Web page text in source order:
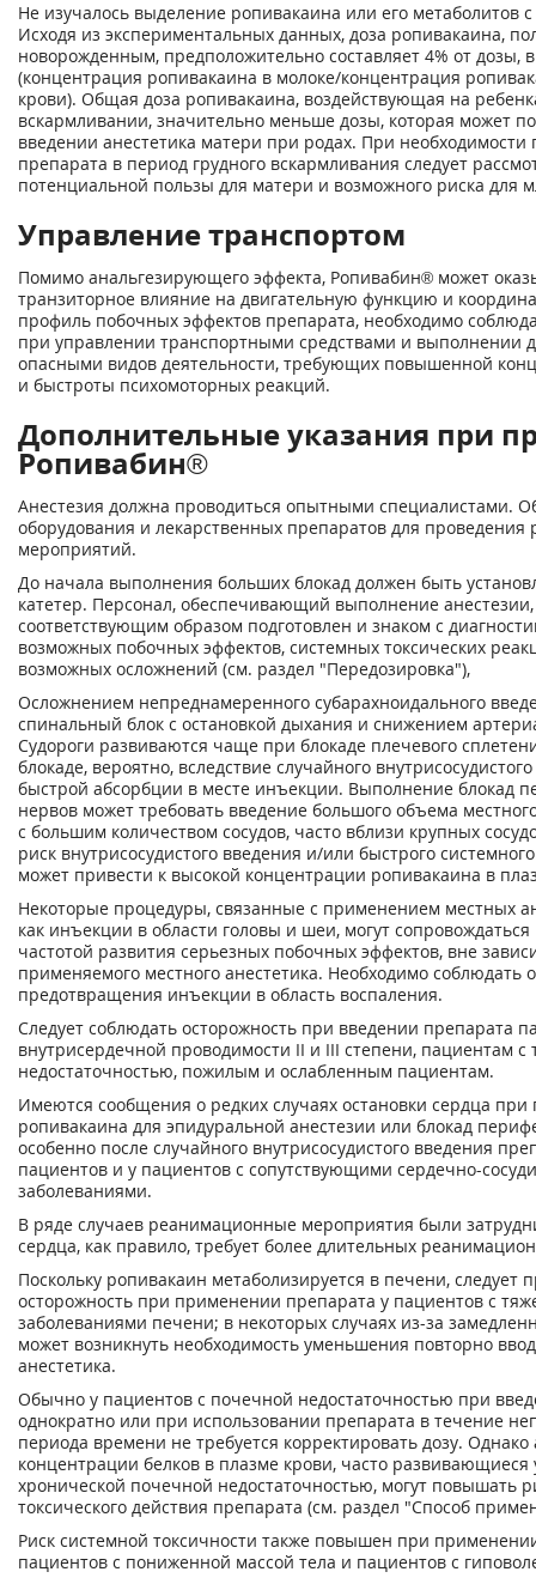
Не изучалось выделение ропивакаина или его метаболитов
Исходя из экспериментальных данных, доза ропивакаина,
новорожденным, предположительно составляет 4% от дозы,
(концентрация ропивакаина в молоке/концентрация
крови). Общая доза ропивакаина, воздействующая на
вскармливании, значительно меньше дозы, которая может
введении анестетика матери при родах. При
препарата в период грудного вскармливания следует
потенциальной пользы для матери и возможного риска для
Управление транспортом
Помимо анальгезирующего эффекта, Ропивабин® может
транзиторное влияние на двигательную функцию и
профиль побочных эффектов препарата, необходимо
при управлении транспортными средствами и выполнении
опасными видов деятельности, требующих повышенной
и быстроты психомоторных реакций.
Дополнительные указания при
Ропивабин®
Анестезия должна проводиться опытными специалистами.
оборудования и лекарственных препаратов для
мероприятий.
До начала выполнения больших блокад должен быть
катетер. Персонал, обеспечивающий выполнение
соответствующим образом подготовлен и знаком с
возможных побочных эффектов, системных токсических
возможных осложнений (см. раздел "Передозировка"),
Осложнением непреднамеренного субарахноидального
спинальный блок с остановкой дыхания и снижением
Судороги развиваются чаще при блокаде плечевого
блокаде, вероятно, вследствие случайного
быстрой абсорбции в месте инъекции. Выполнение блокад
нервов может требовать введение большого объема
с большим количеством сосудов, часто вблизи крупных
риск внутрисосудистого введения и/или быстрого
может привести к высокой концентрации ропивакаина в
Некоторые процедуры, связанные с применением местных
как инъекции в области головы и шеи, могут
частотой развития серьезных побочных эффектов, вне
применяемого местного анестетика. Необходимо соблюдать
предотвращения инъекции в область воспаления.
Следует соблюдать осторожность при введении препарата
внутрисердечной проводимости II и III степени, пациентам
недостаточностью, пожилым и ослабленным пациентам.
Имеются сообщения о редких случаях остановки сердца
ропивакаина для эпидуральной анестезии или блокад
особенно после случайного внутрисосудистого введения
пациентов и у пациентов с сопутствующими сердечно-
заболеваниями.
В ряде случаев реанимационные мероприятия были
сердца, как правило, требует более длительных
Поскольку ропивакаин метаболизируется в печени, следует
осторожность при применении препарата у пациентов с
заболеваниями печени; в некоторых случаях из-за
может возникнуть необходимость уменьшения повторно
анестетика.
Обычно у пациентов с почечной недостаточностью при
однократно или при использовании препарата в течение
периода времени не требуется корректировать дозу.
концентрации белков в плазме крови, часто развивающиеся
хронической почечной недостаточностью, могут повышать
токсического действия препарата (см. раздел "Способ
Риск системной токсичности также повышен при
пациентов с пониженной массой тела и пациентов с